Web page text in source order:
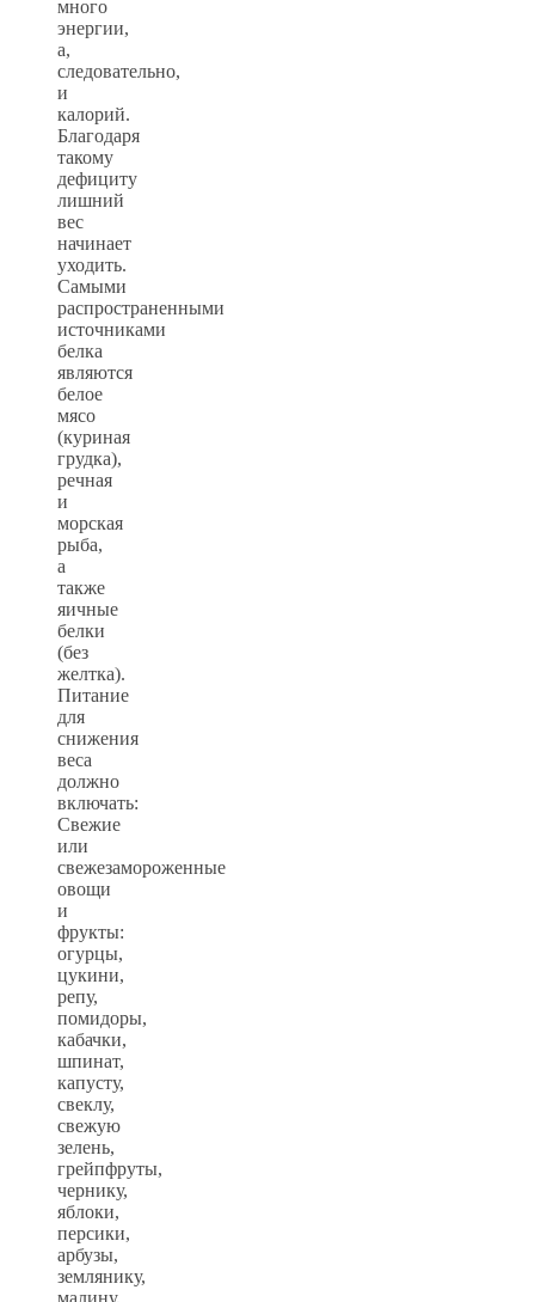
много
энергии,
а,
следовательно,
и
калорий.
Благодаря
такому
дефициту
лишний
вес
начинает
уходить.
Самыми
распространенными
источниками
белка
являются
белое
мясо
(куриная
грудка),
речная
и
морская
рыба,
а
также
яичные
белки
(без
желтка).
Питание
для
снижения
веса
должно
включать:
Свежие
или
свежезамороженные
овощи
и
фрукты:
огурцы,
цукини,
репу,
помидоры,
кабачки,
шпинат,
капусту,
свеклу,
свежую
зелень,
грейпфруты,
чернику,
яблоки,
персики,
арбузы,
землянику,
малину,